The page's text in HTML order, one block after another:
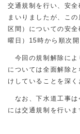
交通規制を行い、安
まいりましたが、こ
区間）についての安
曜日）15時から順次開
今回の規制解除によ
については全面解除
けしていることを深く
なお、下水道工事は
には交通規制を行い